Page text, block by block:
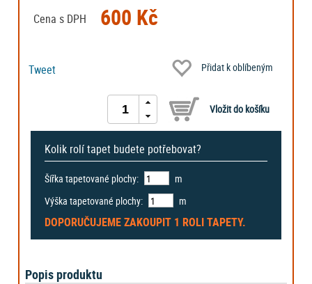
Cena s DPH 600 Kč
Tweet Přidat k oblíbeným
Kolik rolí tapet budete potřebovat?
Šířka tapetované plochy:
m
Výška tapetované plochy:
m
DOPORUČUJEME ZAKOUPIT 1 ROLITAPETY.
Popis produktu